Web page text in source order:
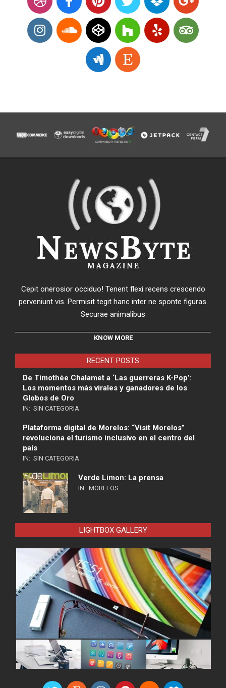
Cepit onerosior occiduo! Tenent flexi recens crescendo
perveniunt vis. Permisit tegit hanc inter ne sponte figuras.
Securae animalibus
KNOW MORE
RECENT POSTS
De Timothée Chalamet a ‘Las guerreras K-Pop’:
Los momentos más virales y ganadores de los
Globos de Oro
IN: SIN CATEGORIA
Plataforma digital de Morelos: “Visit Morelos”
revoluciona el turismo inclusivo en el centro del
país
IN: SIN CATEGORIA
Verde Limon: La prensa
IN: MORELOS
LIGHTBOX GALLERY